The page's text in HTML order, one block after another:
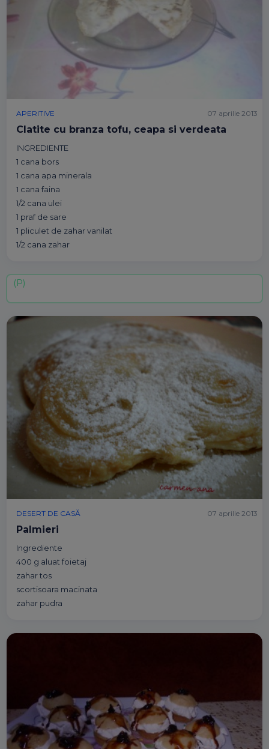
APERITIVE
Clatite cu branza tofu, ceapa si verdeata
INGREDIENTE
1 cana bors
1 cana apa minerala
1 cana faina
1/2 cana ulei
1 praf de sare
1 pliculet de zahar vanilat
1/2 cana zahar
07 aprilie 2013
DESERT DE CASĂ
Palmieri
Ingrediente
400 g aluat foietaj
zahar tos
scortisoara macinata
zahar pudra
07 aprilie 2013